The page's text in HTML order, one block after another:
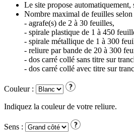
Le site propose
Nombre maximal de feuilles
- agrafe(s) de 2 à 30 feuilles,
- spirale plastique de 1 à 450
- spirale métallique de 1 à 300
- reliure par bande de 20 à 300
- dos carré collé sans titre sur
- dos carré collé avec titre sur
Couleur :
Indiquez la couleur de votre reliure.
Sens :